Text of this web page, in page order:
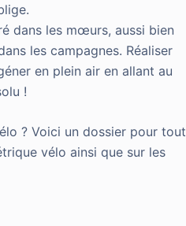
dans les mœurs, aussi bien
les campagnes. Réaliser
en plein air en allant au
!
? Voici un dossier pour tout
vélo ainsi que sur les